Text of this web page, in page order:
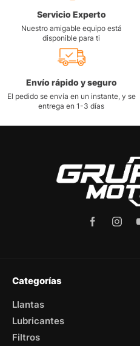
Servicio Experto
Nuestro amigable equipo está
disponible para ti
Envío rápido y seguro
El pedido se envía en un instante, y se
entrega en 1-3 días
Categorías
Llantas
Lubricantes
Filtros